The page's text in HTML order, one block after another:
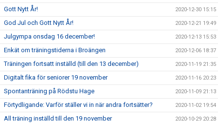
Gott Nytt År! 2020-12-30 15:15
God Jul och Gott Nytt År! 2020-12-21 19:49
Julgympa onsdag 16 december! 2020-12-13 15:53
Enkät om träningstiderna i Broängen 2020-12-06 18:37
Träningen fortsatt inställd (till den 13 december) 2020-11-19 21:35
Digitalt fika för seniorer 19 november 2020-11-16 20:23
Spontanträning på Rödstu Hage 2020-11-09 21:13
Förtydligande: Varför ställer vi in när andra fortsätter? 2020-11-02 19:54
All träning inställd till den 19 november 2020-10-29 20:28